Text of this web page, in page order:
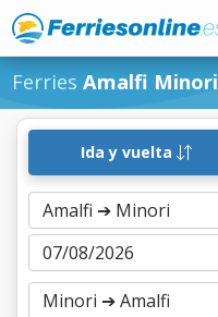
Ferries Amalfi Minori
Ida y vuelta